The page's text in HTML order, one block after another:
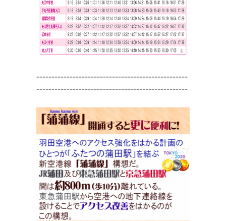
--------------------------------------------------
--------------------------------------------------